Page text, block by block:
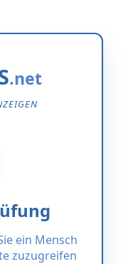
ein Mensch
zuzugreifen